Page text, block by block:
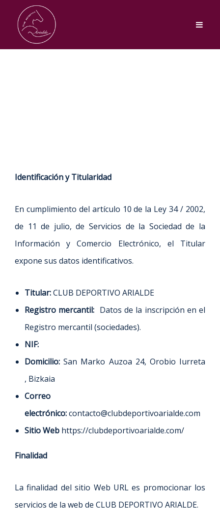
Identificación y Titularidad
En cumplimiento del artículo 10 de la Ley 34 / 2002,
de 11 de julio, de Servicios de la Sociedad de la
Información y Comercio Electrónico, el Titular
expone sus datos identificativos.
Titular:CLUB DEPORTIVO ARIALDE
Registro mercantil: Datos de la inscripción en el
Registro mercantil (sociedades).
NIF:
Domicilio: San Marko Auzoa 24, Orobio Iurreta
, Bizkaia
Correo
electrónico:contacto@clubdeportivoarialde.com
Sitio Web https://clubdeportivoarialde.com/
Finalidad
La finalidad del sitio Web URL es promocionar los
servicios de la web de CLUB DEPORTIVO ARIALDE.